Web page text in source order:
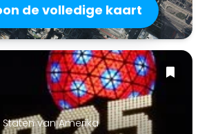
de volledige kaart
van Amerika